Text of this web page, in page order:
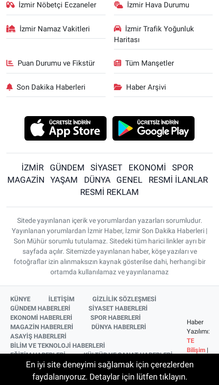
İzmir Nöbetçi Eczaneler İzmir Hava Durumu
İzmir Namaz Vakitleri
İzmir Trafik Yoğunluk
Haritası
Puan Durumu ve Fikstür Tüm Manşetler
Son Dakika Haberleri Haber Arşivi
İZMİR GÜNDEM SİYASET EKONOMİ
SPOR
MAGAZİN
YAŞAM DÜNYA GENEL
RESMİ İLANLAR
RESMİ REKLAM
Sitede yayınlanan içerik ve yorumlardan yazarları sorumludur.
Yayınlanan yorumlardan İzmir Haber, İzmir Son Dakika Haberleri |
Son Mühür sorumlu tutulamaz. Sitedeki tüm harici linkler ayrı bir
sayfada açılır. Sitemizde yayınlanan haber, köşe yazıları ve
fotoğraflar izin alınmaksızın kaynak gösterilse dahi, herhangi bir
ortamda kullanılamaz ve yayınlanamaz
KÜNYE İLETİŞİM
GİZLİLİK SÖZLEŞMESİ
GÜNDEM HABERLERİ
SİYASET HABERLERİ
EKONOMİ HABERLERİ
SPOR HABERLERİ
MAGAZİN HABERLERİ
DÜNYA HABERLERİ
ASAYİŞ HABERLERİ
BİLİM VE TEKNOLOJİ HABERLERİ
EĞİTİM HABERLERİ
KÜLTÜR VE SANAT HABERLERİ
SAĞLIK HABERLERİ
YAŞAM HABERLERİ
YEREL HABERLER
İZMİR HABERLERİ
SİNEMA VE TELEVİZYON HABERLERİ
Haber
Yazılımı:
TE
Bilişim |
© 2026
En iyi site deneyimi sağlamak için çerezlerden
faydalanıyoruz. Detaylar için lütfen tıklayın.